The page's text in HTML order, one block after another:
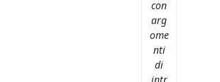
con
arg
ome
nti
di